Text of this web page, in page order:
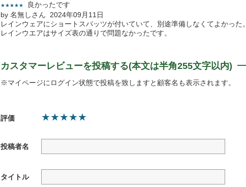
★★★★★
良かったです
by 名無しさん 2024年09月11日
レインウェアにショートスパッツが付いていて、別途準備しなくてよかった。
レインウエアはサイズ表の通りで問題なかったです。
カスタマーレビューを投稿する(本文は半角255文字以内)
※マイページにログイン状態で投稿を致しますと顧客名も表示されます。
評価 ★★★★★
投稿者名
タイトル